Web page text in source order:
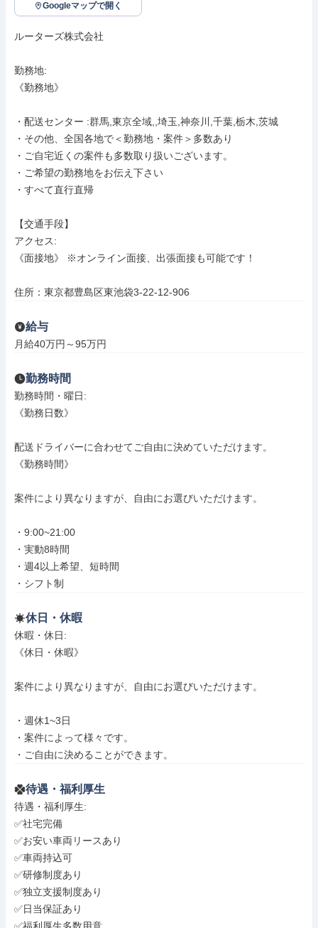
Googleマップで開く
ルーターズ株式会社
勤務地:
《勤務地》
・配送センター :群馬,東京全域,,埼玉,神奈川,千葉,栃木,茨城
・その他、全国各地で＜勤務地・案件＞多数あり
・ご自宅近くの案件も多数取り扱いございます。
・ご希望の勤務地をお伝え下さい
・すべて直行直帰
【交通手段】
アクセス:
《面接地》 ※オンライン面接、出張面接も可能です！
住所：東京都豊島区東池袋3-22-12-906
給与
月給40万円～95万円
勤務時間
勤務時間・曜日:
《勤務日数》
配送ドライバーに合わせてご自由に決めていただけます。
《勤務時間》
案件により異なりますが、自由にお選びいただけます。
・9:00~21:00
・実動8時間
・週4以上希望、短時間
・シフト制
休日・休暇
休暇・休日:
《休日・休暇》
案件により異なりますが、自由にお選びいただけます。
・週休1~3日
・案件によって様々です。
・ご自由に決めることができます。
待遇・福利厚生
待遇・福利厚生:
✅社宅完備
✅お安い車両リースあり
✅車両持込可
✅研修制度あり
✅独立支援制度あり
✅日当保証あり